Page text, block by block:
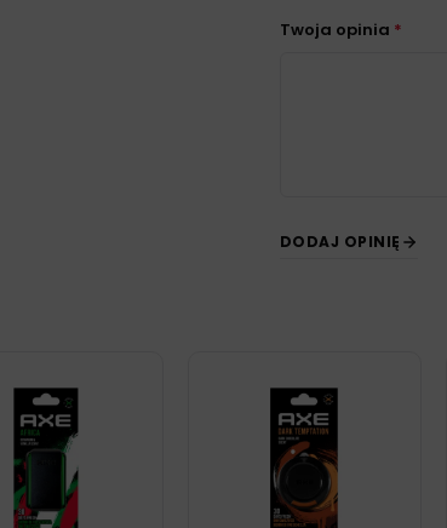
Twoja opinia *
DODAJ OPINIĘ